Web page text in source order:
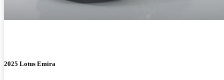
2025 Lotus Emira